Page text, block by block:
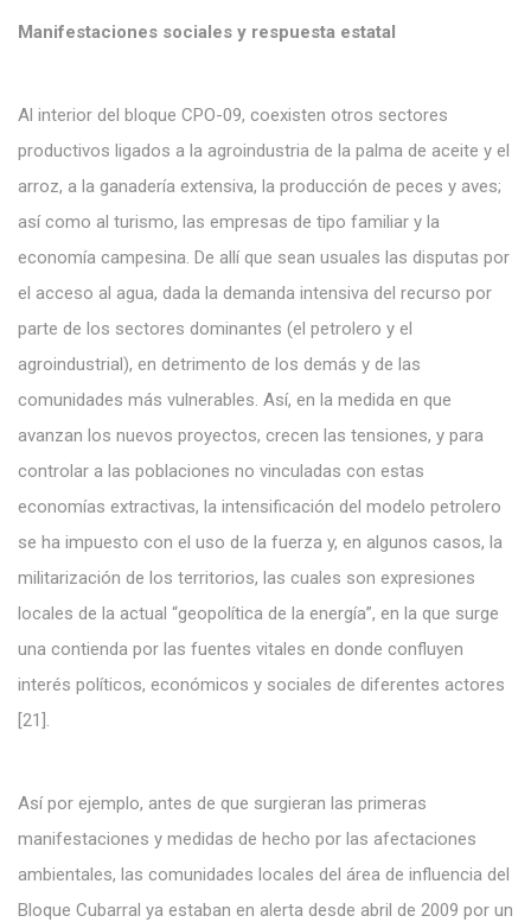
Manifestaciones sociales y respuesta estatal
Al interior del bloque CPO-09, coexisten otros sectores
productivos ligados a la agroindustria de la palma de aceite y el
arroz, a la ganadería extensiva, la producción de peces y aves;
así como al turismo, las empresas de tipo familiar y la
economía campesina. De allí que sean usuales las disputas por
el acceso al agua, dada la demanda intensiva del recurso por
parte de los sectores dominantes (el petrolero y el
agroindustrial), en detrimento de los demás y de las
comunidades más vulnerables. Así, en la medida en que
avanzan los nuevos proyectos, crecen las tensiones, y para
controlar a las poblaciones no vinculadas con estas
economías extractivas, la intensificación del modelo petrolero
se ha impuesto con el uso de la fuerza y, en algunos casos, la
militarización de los territorios, las cuales son expresiones
locales de la actual “geopolítica de la energía”, en la que surge
una contienda por las fuentes vitales en donde confluyen
interés políticos, económicos y sociales de diferentes actores
[21].
Así por ejemplo, antes de que surgieran las primeras
manifestaciones y medidas de hecho por las afectaciones
ambientales, las comunidades locales del área de influencia del
Bloque Cubarral ya estaban en alerta desde abril de 2009 por un